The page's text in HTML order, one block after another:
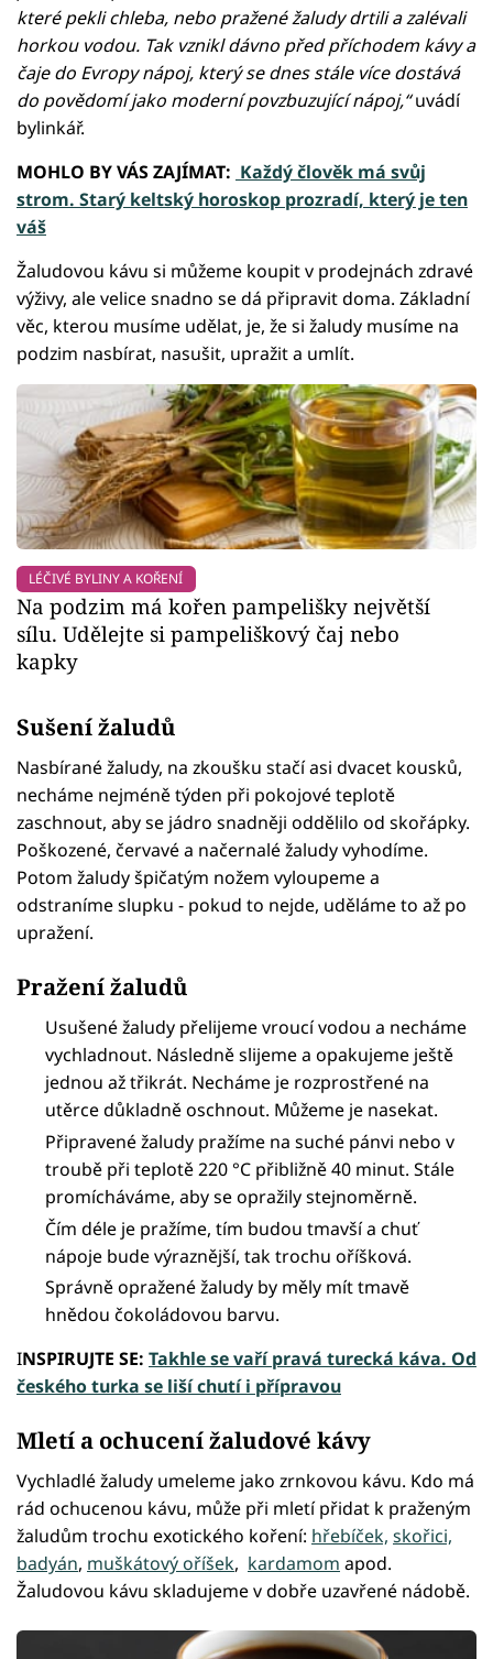
které pekli chleba, nebo pražené žaludy drtili a zalévali
horkou vodou. Tak vznikl dávno před příchodem kávy a
čaje do Evropy nápoj, který se dnes stále více dostává
do povědomí jako moderní povzbuzující nápoj,“uvádí
bylinkář.
MOHLO BY VÁS ZAJÍMAT: Každý člověk má svůj
strom. Starý keltský horoskop prozradí, který je ten
váš
Žaludovou kávu si můžeme koupit v prodejnách zdravé
výživy, ale velice snadno se dá připravit doma. Základní
věc, kterou musíme udělat, je, že si žaludy musíme na
podzim nasbírat, nasušit, upražit a umlít.
LÉČIVÉ BYLINY A KOŘENÍ
Na podzim má kořen pampelišky největší
sílu. Udělejte si pampeliškový čaj nebo
kapky
Sušení žaludů
Nasbírané žaludy, na zkoušku stačí asi dvacet kousků,
necháme nejméně týden při pokojové teplotě
zaschnout, aby se jádro snadněji oddělilo od skořápky.
Poškozené, červavé a načernalé žaludy vyhodíme.
Potom žaludy špičatým nožem vyloupeme a
odstraníme slupku - pokud to nejde, uděláme to až po
upražení.
Pražení žaludů
Usušené žaludy přelijeme vroucí vodou a necháme
vychladnout. Následně slijeme a opakujeme ještě
jednou až třikrát. Necháme je rozprostřené na
utěrce důkladně oschnout. Můžeme je nasekat.
Připravené žaludy pražíme na suché pánvi nebo v
troubě při teplotě 220 °C přibližně 40 minut. Stále
promícháváme, aby se opražily stejnoměrně.
Čím déle je pražíme, tím budou tmavší a chuť
nápoje bude výraznější, tak trochu oříšková.
Správně opražené žaludy by měly mít tmavě
hnědou čokoládovou barvu.
INSPIRUJTE SE: Takhle se vaří pravá turecká káva. Od
českého turka se liší chutí i přípravou
Mletí a ochucení žaludové kávy
Vychladlé žaludy umeleme jako zrnkovou kávu. Kdo má
rád ochucenou kávu, může při mletí přidat k praženým
žaludům trochu exotického koření: hřebíček, skořici,
badyán, muškátový oříšek, kardamom apod.
Žaludovou kávu skladujeme v dobře uzavřené nádobě.